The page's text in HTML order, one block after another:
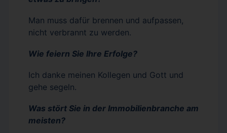
Man muss dafür brennen und aufpassen,
nicht verbrannt zu werden.
Wie feiern Sie Ihre Erfolge?
Ich danke meinen Kollegen und Gott und
gehe segeln.
Was stört Sie in der Immobilienbranche am
meisten?